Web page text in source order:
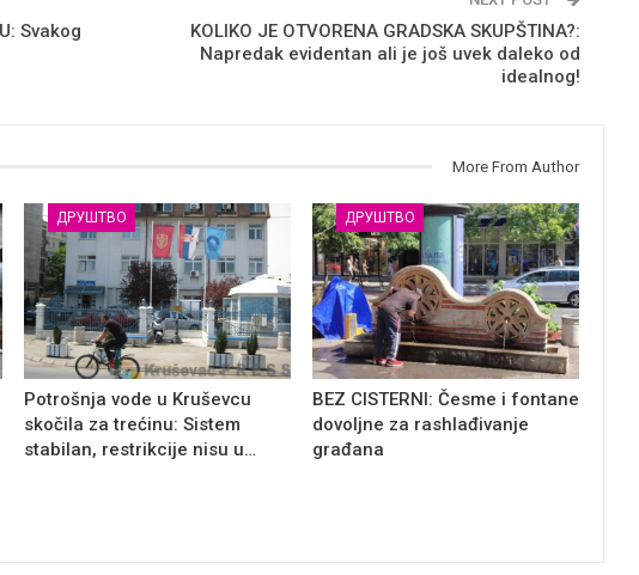
Svakog
KOLIKO JE OTVORENA GRADSKA SKUPŠTINA?:
Napredak evidentan ali je još uvek daleko od
idealnog!
More From Author
ДРУШТВО
Potrošnja vode u Kruševcu
skočila za trećinu: Sistem
stabilan, restrikcije nisu u…
ДРУШТВО
BEZ CISTERNI: Česme i fontane
dovoljne za rashlađivanje
građana